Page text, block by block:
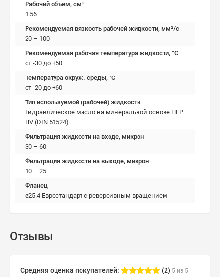
Рабочий объем, см³
1.56
Рекомендуемая вязкость рабочей жидкости, мм²/с
20 – 100
Рекомендуемая рабочая температура жидкости, °C
от -30 до +50
Температура окруж. среды, °C
от -20 до +60
Тип используемой (рабочей) жидкости
Гидравлическое масло на минеральной основе HLP
HV (DIN 51524)
Фильтрация жидкости на входе, микрон
30 – 60
Фильтрация жидкости на выходе, микрон
10 – 25
Фланец
ø25.4 Евростандарт с реверсивным вращением
Отзывы
Средняя оценка покупателей: (2) 5 из 5